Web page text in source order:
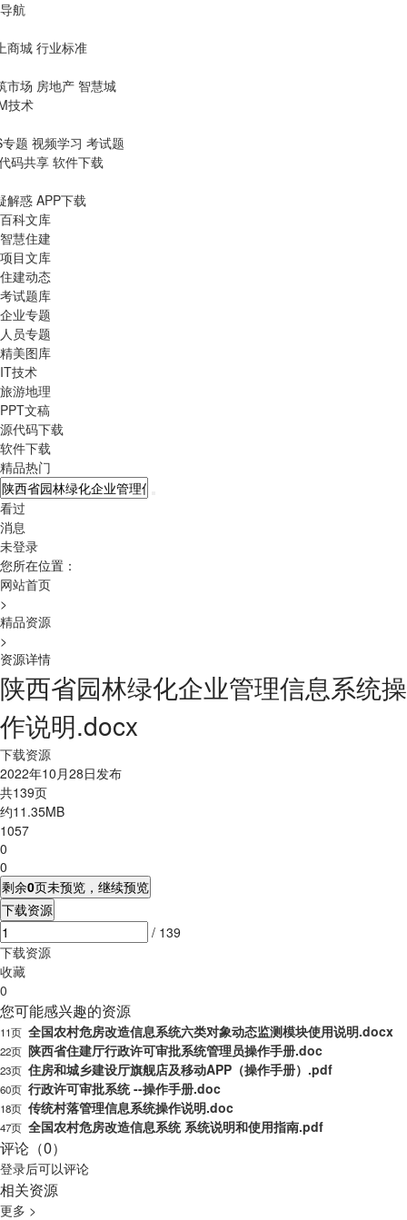
导航
商城 行业标准
市场 房地产 智慧城
技术
题 视频学习 考试题
码共享 软件下载
解惑 APP下载
百科文库
智慧住建
项目文库
住建动态
考试题库
企业专题
人员专题
精美图库
IT技术
旅游地理
PPT文稿
源代码下载
软件下载
精品热门
看过
消息
未登录
您所在位置：
网站首页
>
精品资源
>
资源详情
陕西省园林绿化企业管理信息系统操
作说明.docx
下载资源
2022年10月28日发布
共139页
约11.35MB
1057
0
0
剩余0页未预览，继续预览
下载资源
/ 139
下载资源
收藏
0
您可能感兴趣的资源
11页 全国农村危房改造信息系统六类对象动态监测模块使用说明.docx
22页 陕西省住建厅行政许可审批系统管理员操作手册.doc
23页 住房和城乡建设厅旗舰店及移动APP（操作手册）.pdf
60页 行政许可审批系统 --操作手册.doc
18页 传统村落管理信息系统操作说明.doc
47页 全国农村危房改造信息系统 系统说明和使用指南.pdf
评论（0）
登录后可以评论
相关资源
更多 >